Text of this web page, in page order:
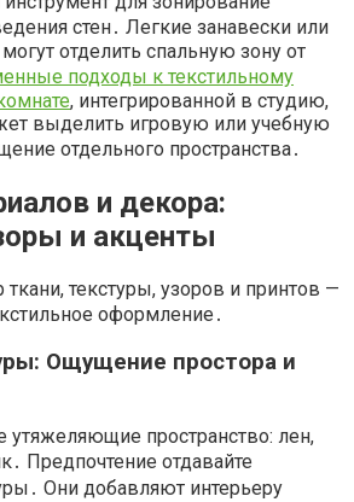
стен․ Легкие занавески или
отделить спальную зону от
подходы к текстильному
, интегрированной в студию,
выделить игровую или учебную
отдельного пространства․
и декора:
и акценты
текстуры, узоров и принтов —
оформление․
Ощущение простора и
утяжеляющие пространство: лен,
Предпочтение отдавайте
Они добавляют интерьеру